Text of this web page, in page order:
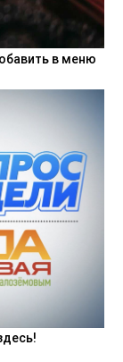
в меню